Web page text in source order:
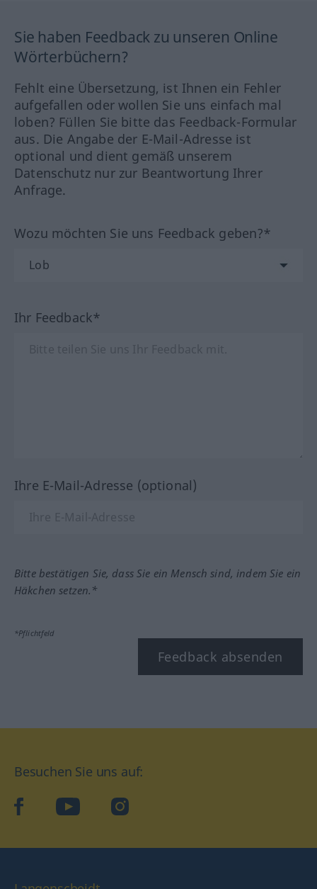
Sie haben Feedback zu unseren Online
Wörterbüchern?
Fehlt eine Übersetzung, ist Ihnen ein Fehler
aufgefallen oder wollen Sie uns einfach mal
loben? Füllen Sie bitte das Feedback-Formular
aus. Die Angabe der E-Mail-Adresse ist
optional und dient gemäß unserem
Datenschutz nur zur Beantwortung Ihrer
Anfrage.
Wozu möchten Sie uns Feedback geben?*
Ihr Feedback*
Ihre E-Mail-Adresse (optional)
Bitte bestätigen Sie, dass Sie ein Mensch sind, indem Sie ein
Häkchen setzen.*
*Pflichtfeld
Feedback absenden
Besuchen Sie uns auf:
facebookYouTube Instagram